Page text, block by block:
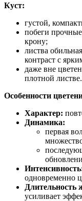
Куст:
густой,
побеги
крону;
листва
контраст с
даже вне
плотной листве.
Особенности
Характер:
Динамика:
первая
одновременно
Длительность
усиливает